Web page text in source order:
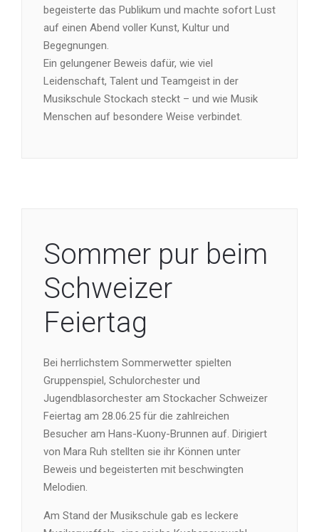
begeisterte das Publikum und machte sofort Lust
auf einen Abend voller Kunst, Kultur und
Begegnungen.
Ein gelungener Beweis dafür, wie viel
Leidenschaft, Talent und Teamgeist in der
Musikschule Stockach steckt – und wie Musik
Menschen auf besondere Weise verbindet.
Sommer pur beim
Schweizer
Feiertag
Bei herrlichstem Sommerwetter spielten
Gruppenspiel, Schulorchester und
Jugendblasorchester am Stockacher Schweizer
Feiertag am 28.06.25 für die zahlreichen
Besucher am Hans-Kuony-Brunnen auf. Dirigiert
von Mara Ruh stellten sie ihr Können unter
Beweis und begeisterten mit beschwingten
Melodien.
Am Stand der Musikschule gab es leckere